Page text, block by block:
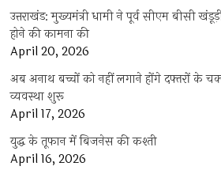
उत्तराखंड: मुख्यमंत्री धामी ने पूर्व सीएम बीसी
होने की कामना की
April 20, 2026
अब अनाथ बच्चों को नहीं लगाने होंगे दफ्तरों के
व्यवस्था शुरू
April 17, 2026
युद्ध के तूफान में बिजनेस की कश्ती
April 16, 2026